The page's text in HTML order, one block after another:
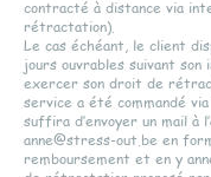
contracté à distance via
rétractation).
Le cas échéant, le client
jours ouvrables suivant son
exercer son droit de
service a été commandé
suffira d’envoyer un mail à
anne@stress-out.be en
remboursement et en y